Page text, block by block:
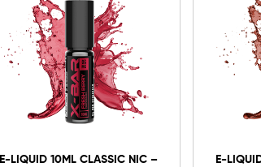
E-LIQUID 10ML CLASSIC NIC –
E-